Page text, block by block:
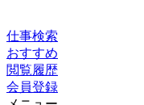
仕事検索
おすすめ
閲覧履歴
会員登録